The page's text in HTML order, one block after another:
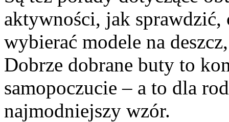
aktywności, jak
wybierać modele na
Dobrze dobrane buty to
samopoczucie – a to dla
najmodniejszy wzór.